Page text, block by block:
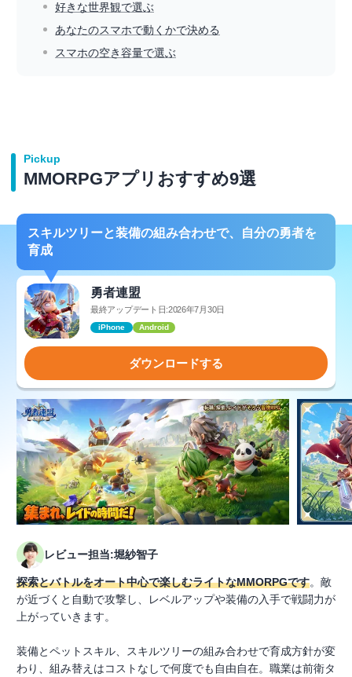
好きな世界観で選ぶ
あなたのスマホで動くかで決める
スマホの空き容量で選ぶ
Pickup
MMORPGアプリおすすめ9選
スキルツリーと装備の組み合わせで、自分の勇者を
育成
勇者連盟
最終アップデート日:2026年7月30日
iPhone Android
ダウンロードする
レビュー担当:堀紗智子
探索とバトルをオート中心で楽しむライトなMMORPGです。敵
が近づくと自動で攻撃し、レベルアップや装備の入手で戦闘力が
上がっていきます。
装備とペットスキル、スキルツリーの組み合わせで育成方針が変
わり、組み替えはコストなしで何度でも自由自在。職業は前衛タ